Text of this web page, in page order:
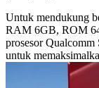
Untuk mendukung
RAM 6GB, ROM
prosesor Qualcomm
untuk